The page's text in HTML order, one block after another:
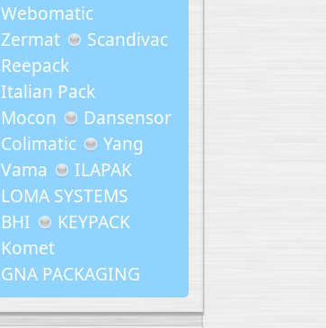
Webomatic
Zermat
Scandivac
Reepack
Italian Pack
Mocon
Dansensor
Colimatic
Yang
Vama
ILAPAK
LOMA SYSTEMS
BHI
KEYPACK
Komet
GNA PACKAGING